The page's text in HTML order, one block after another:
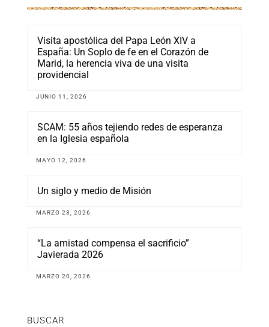
Visita apostólica del Papa León XIV a
España: Un Soplo de fe en el Corazón de
Marid, la herencia viva de una visita
providencial
JUNIO 11, 2026
SCAM: 55 años tejiendo redes de esperanza
en la Iglesia española
MAYO 12, 2026
Un siglo y medio de Misión
MARZO 23, 2026
“La amistad compensa el sacrificio”
Javierada 2026
MARZO 20, 2026
BUSCAR